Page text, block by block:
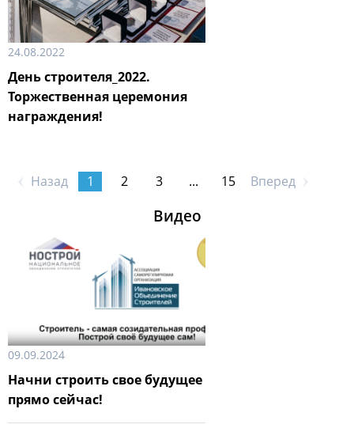
24.08.2022
День строителя_2022.
Торжественная церемония
награждения!
Назад 1 2 3 ... 15 Вперед
Видео
09.09.2024
Начни строить свое будущее
прямо сейчас!